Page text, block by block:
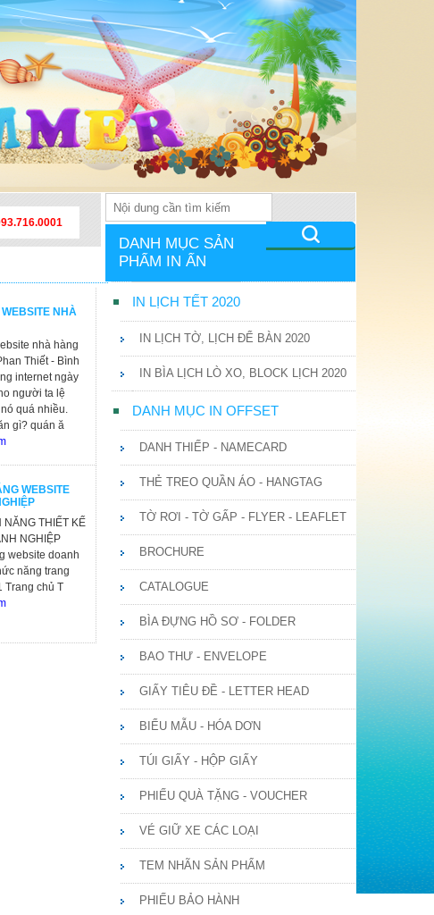
NHÀ
nhà hàng
Thiết - Bình
internet ngày
người ta lệ
quá nhiều.
gì? quán ă
WEBSITE
NĂNG THIẾT KẾ
NGHIỆP
website doanh
năng trang
Trang chủ T
DANH MỤC SẢN
PHẨM IN ẤN
IN LỊCH TẾT 2020
IN LỊCH TỜ, LỊCH ĐỂ BÀN 2020
IN BÌA LỊCH LÒ XO, BLOCK LỊCH 2020
DANH MỤC IN OFFSET
DANH THIẾP - NAMECARD
THẺ TREO QUẦN ÁO - HANGTAG
TỜ RƠI - TỜ GẤP - FLYER - LEAFLET
BROCHURE
CATALOGUE
BÌA ĐỰNG HỒ SƠ - FOLDER
BAO THƯ - ENVELOPE
GIẤY TIÊU ĐỀ - LETTER HEAD
BIỂU MẪU - HÓA DƠN
TÚI GIẤY - HỘP GIẤY
PHIẾU QUÀ TẶNG - VOUCHER
VÉ GIỮ XE CÁC LOẠI
TEM NHÃN SẢN PHẨM
PHIẾU BẢO HÀNH